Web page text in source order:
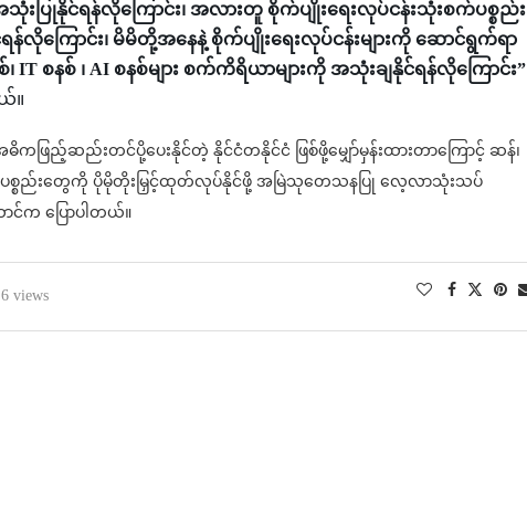
ပြုနိုင်ရန်လိုကြောင်း၊ အလားတူ စိုက်ပျိုးရေးလုပ်ငန်းသုံးစက်ပစ္စည်း
ကြောင်း၊ မိမိတို့အနေနဲ့ စိုက်ပျိုးရေးလုပ်ငန်းများကို ဆောင်ရွက်ရာ
IT စနစ် ၊ AI စနစ်များ စက်ကိရိယာများကို အသုံးချနိုင်ရန်လိုကြောင်း”
။
အဓိကဖြည့်ဆည်းတင်ပို့ပေးနိုင်တဲ့ နိုင်ငံတနိုင်ငံ ဖြစ်ဖို့မျှော်မှန်းထားတာကြောင့် ဆန်၊
ပစ္စည်းတွေကို ပိုမိုတိုးမြှင့်ထုတ်လုပ်နိုင်ဖို့ အမြဲသုတေသနပြု လေ့လာသုံးသပ်
င်က ပြောပါတယ်။
6 views